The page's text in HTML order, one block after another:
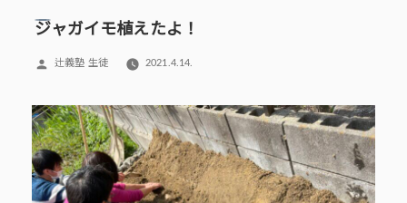
ジャガイモ植えたよ！
投
辻義塾 生徒 2021.4.14.